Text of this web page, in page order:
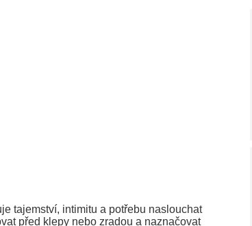
tajemství, intimitu a potřebu naslouchat
před klepy nebo zradou a naznačovat